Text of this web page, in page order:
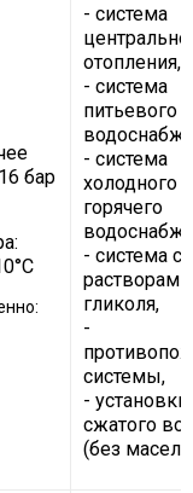
бар
- система
отопления,
- система
питьевого
- система
холодного и
горячего
- система с
растворами
гликоля,
-
системы,
- установки
сжатого
(без масел).